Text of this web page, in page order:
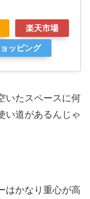
楽天市場
ッピング
いたスペースに何
い道があるんじゃ
はかなり重心が高